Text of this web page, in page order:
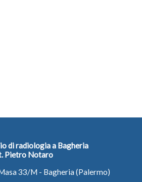
di radiologia a Bagheria
Pietro Notaro
33/M - Bagheria (Palermo)